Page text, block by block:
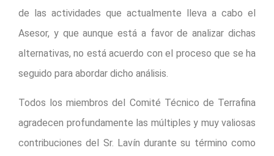
de las actividades que actualmente lleva a cabo el
Asesor, y que aunque está a favor de analizar dichas
alternativas, no está acuerdo con el proceso que se ha
seguido para abordar dicho análisis.
Todos los miembros del Comité Técnico de Terrafina
agradecen profundamente las múltiples y muy valiosas
contribuciones del Sr. Lavín durante su término como